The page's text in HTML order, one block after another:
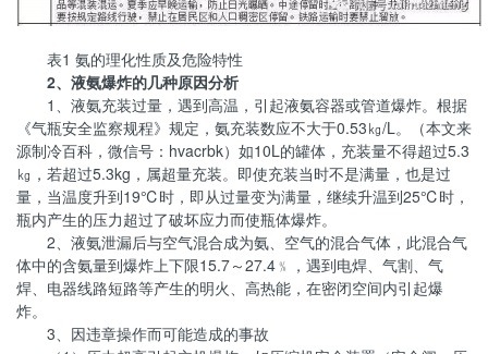
表1 氨的理化性质及危险特性
2、液氨爆炸的几种原因分析
1、液氨充装过量，遇到高温，引起液氨容器或管道爆炸。根据
《气瓶安全监察规程》规定，氨充装数应不大于0.53㎏/L。（本文来
源制冷百科，微信号：hvacrbk）如10L的罐体，充装量不得超过5.3
㎏，若超过5.3kg，属超量充装。即使充装当时不是满量，也是过
量，当温度升到19℃时，即从过量变为满量，继续升温到25℃时，
瓶内产生的压力超过了破坏应力而使瓶体爆炸。
2、液氨泄漏后与空气混合成为氨、空气的混合气体，此混合气
体中的含氨量到爆炸上下限15.7～27.4﹪，遇到电焊、气割、气
焊、电器线路短路等产生的明火、高热能，在密闭空间内引起爆
炸。
3、因违章操作而可能造成的事故